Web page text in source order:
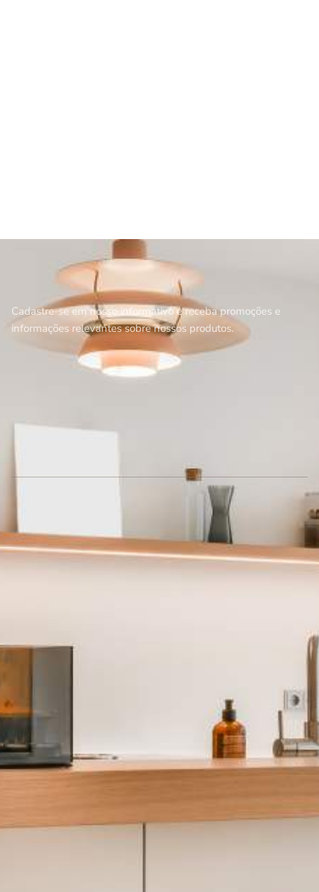
Cadastre-se em nosso informativo e receba promoções e
informações relevantes sobre nossos produtos.